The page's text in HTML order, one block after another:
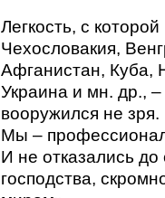
Легкость, с
Чехословакия,
Афганистан, Куба,
Украина и мн. др.,
вооружился не зря.
Мы –
И не отказались
господства,